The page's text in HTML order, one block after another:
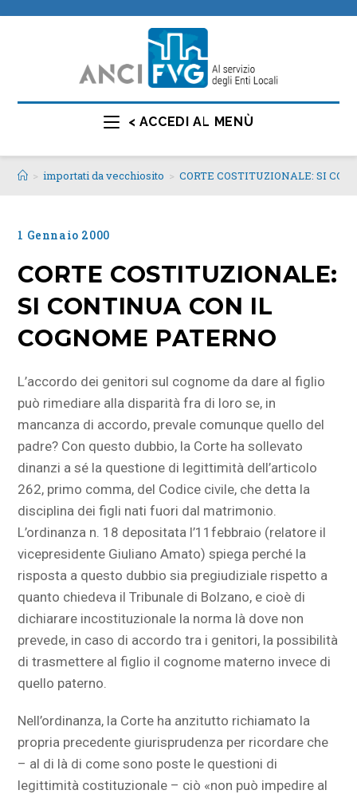
< ACCEDI AL MENÙ
> importati da vecchiosito > CORTE COSTITUZIONALE: SI
1 Gennaio 2000
CORTE COSTITUZIONALE:
SI CONTINUA CON IL
COGNOME PATERNO
L’accordo dei genitori sul cognome da dare al figlio
può rimediare alla disparità fra di loro se, in
mancanza di accordo, prevale comunque quello del
padre? Con questo dubbio, la Corte ha sollevato
dinanzi a sé la questione di legittimità dell’articolo
262, primo comma, del Codice civile, che detta la
disciplina dei figli nati fuori dal matrimonio.
L’ordinanza n. 18 depositata l’11febbraio (relatore il
vicepresidente Giuliano Amato) spiega perché la
risposta a questo dubbio sia pregiudiziale rispetto a
quanto chiedeva il Tribunale di Bolzano, e cioè di
dichiarare incostituzionale la norma là dove non
prevede, in caso di accordo tra i genitori, la possibilità
di trasmettere al figlio il cognome materno invece di
quello paterno.
Nell’ordinanza, la Corte ha anzitutto richiamato la
propria precedente giurisprudenza per ricordare che
– al di là di come sono poste le questioni di
legittimità costituzionale – ciò «non può impedire al